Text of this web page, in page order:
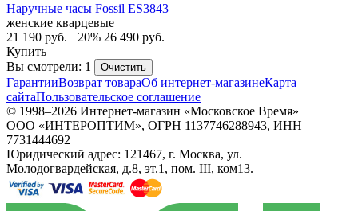
Наручные часы Fossil ES3843
женские кварцевые
21 190 руб. −20% 26 490 руб.
Купить
Вы смотрели: 1
Очистить
ГарантииВозврат товараОб интернет-магазинеКарта
сайтаПользовательское соглашение
© 1998–2026 Интернет-магазин «Московское Время»
ООО «ИНТЕРОПТИМ», ОГРН 1137746288943, ИНН
7731444692
Юридический адрес: 121467, г. Москва, ул.
Молодогвардейская, д.8, эт.1, пом. III, ком13.